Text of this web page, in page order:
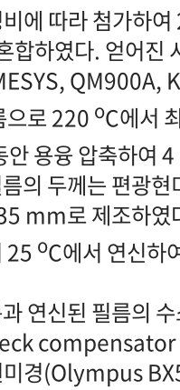
에 따라 첨가하
합하였다. 얻어
QM900A,
로 220 oC에서
용융 압축하여 4
의 두께는 편광
mm로 제조하
25 oC에서 연신하
연신된 필름의
경(Olympus